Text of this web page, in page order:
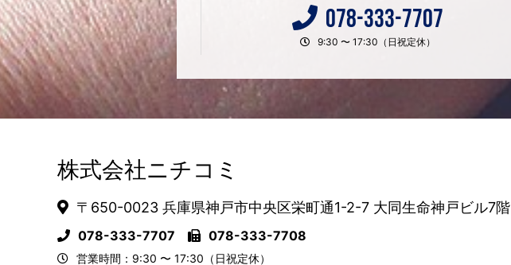
078-333-7707
9:30 〜 17:30（日祝定休）
株式会社ニチコミ
〒650-0023 兵庫県神戸市中央区栄町通1-2-7 大同生命神戸ビル7階
078-333-7707 078-333-7708
営業時間：9:30 〜 17:30（日祝定休）